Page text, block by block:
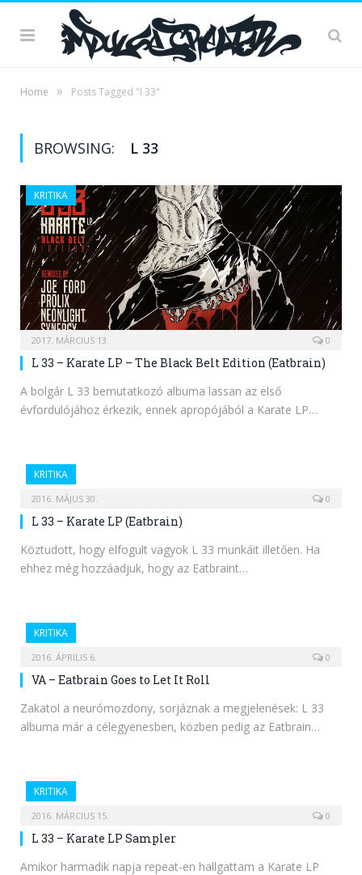
Home » Posts Tagged "l 33"
BROWSING: L 33
KRITIKA
2017. MÁRCIUS 13. 0
L 33 – Karate LP – The Black Belt Edition (Eatbrain)
A bolgár L 33 bemutatkozó albuma lassan az első
évfordulójához érkezik, ennek apropójából a Karate LP…
KRITIKA
2016. MÁJUS 30. 0
L 33 – Karate LP (Eatbrain)
Köztudott, hogy elfogult vagyok L 33 munkáit illetően. Ha
ehhez még hozzáadjuk, hogy az Eatbraint…
KRITIKA
2016. ÁPRILIS 6. 0
VA – Eatbrain Goes to Let It Roll
Zakatol a neurómozdony, sorjáznak a megjelenések: L 33
albuma már a célegyenesben, közben pedig az Eatbrain…
KRITIKA
2016. MÁRCIUS 15. 0
L 33 – Karate LP Sampler
Amikor harmadik napja repeat-en hallgattam a Karate LP